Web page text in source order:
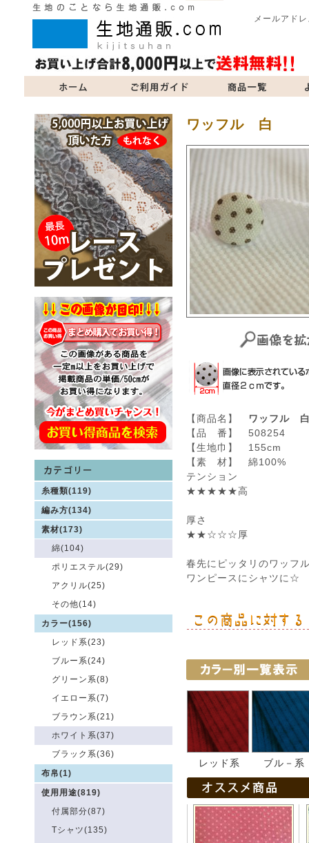
メールアド
よくあるご質問 当サイトについて お問い合
糸種類(119)
編み方(134)
素材(173)
綿(104)
ポリエステル(29)
アクリル(25)
その他(14)
カラー(156)
レッド系(23)
ブルー系(24)
グリーン系(8)
イエロー系(7)
ブラウン系(21)
ホワイト系(37)
ブラック系(36)
布帛(1)
使用用途(819)
付属部分(87)
Tシャツ(135)
ワッフル 白
【商品名】
ワッフル
【品 番】 508254
【生地巾】 155cm
【素 材】 綿100%
テンション
★★★★★高
厚さ
★★☆☆☆厚
春先にピッタリのワッフ
ワンピースにシャツに☆
レッド系 ブル－系